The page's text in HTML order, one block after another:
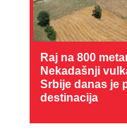
Raj na 800
Nekadašnji
Srbije danas je
destinacija